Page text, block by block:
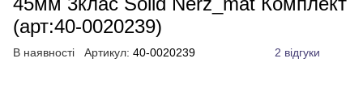
(арт:40-0020239)
В наявності Артикул: 40-0020239 2 відгуки